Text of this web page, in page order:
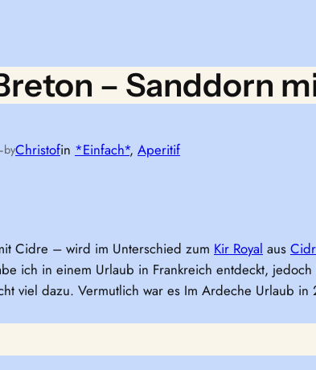
– Sanddorn
byChristofin *Einfach*, Aperitif
Cidre – wird im Unterschied zum Kir Royal aus
ich in einem Urlaub in Frankreich entdeckt,
viel dazu. Vermutlich war es Im Ardeche Urlaub in